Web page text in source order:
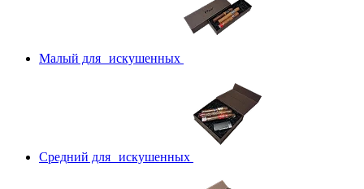
Малый для искушенных
Средний для искушенных